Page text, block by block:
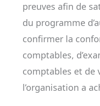
preuves afin de
du programme
confirmer la
comptables,
comptables et de
l’organisation a